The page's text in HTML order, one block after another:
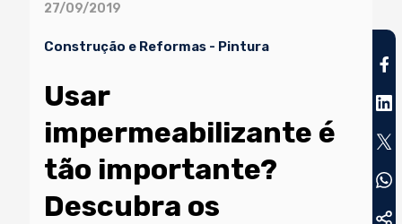
27/09/2019
Construção e Reformas - Pintura
Usar
impermeabilizante é
tão importante?
Descubra os